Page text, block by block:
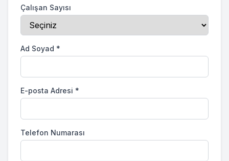
Çalışan Sayısı
Ad Soyad *
E-posta Adresi *
Telefon Numarası